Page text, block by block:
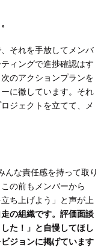
それを手放してメンバ
ィングで進捗確認はす
のアクションプランを
に徹しています。それ
ジェクトを立てて、メ
んな責任感を持って取り
の前もメンバーから
ち上げよう」と声が上
の組織です。評価面談
た！」と自慢してほし
ジョンに掲げています